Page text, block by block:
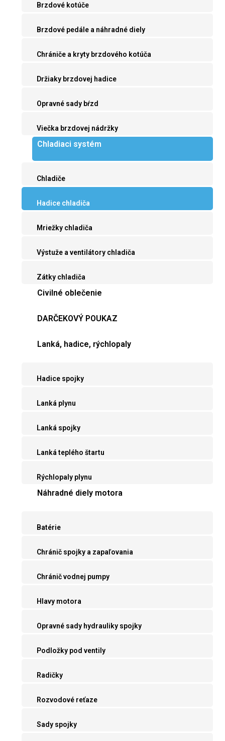
Brzdové kotúče
Brzdové pedále a náhradné diely
Chrániče a kryty brzdového kotúča
Držiaky brzdovej hadice
Opravné sady bŕzd
Viečka brzdovej nádržky
Chladiaci systém
Chladiče
Hadice chladiča
Mriežky chladiča
Výstuže a ventilátory chladiča
Zátky chladiča
Civilné oblečenie
DARČEKOVÝ POUKAZ
Lanká, hadice, rýchlopaly
Hadice spojky
Lanká plynu
Lanká spojky
Lanká teplého štartu
Rýchlopaly plynu
Náhradné diely motora
Batérie
Chránič spojky a zapaľovania
Chránič vodnej pumpy
Hlavy motora
Opravné sady hydrauliky spojky
Podložky pod ventily
Radičky
Rozvodové reťaze
Sady spojky